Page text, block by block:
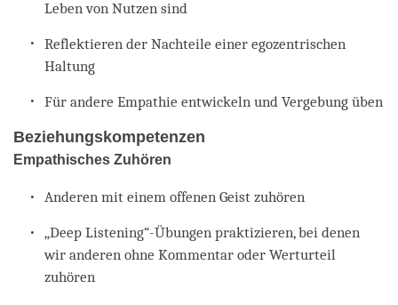
Leben von Nutzen sind
Reflektieren der Nachteile einer egozentrischen
Haltung
Für andere Empathie entwickeln und Vergebung üben
Beziehungskompetenzen
Empathisches Zuhören
Anderen mit einem offenen Geist zuhören
„Deep Listening“-Übungen praktizieren, bei denen
wir anderen ohne Kommentar oder Werturteil
zuhören